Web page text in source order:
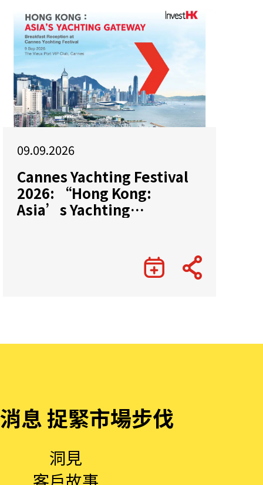
09.09.2026
Cannes Yachting Festival
2026: “Hong Kong:
Asia’s Yachting
息 捉緊市場步伐
洞見
客戶故事